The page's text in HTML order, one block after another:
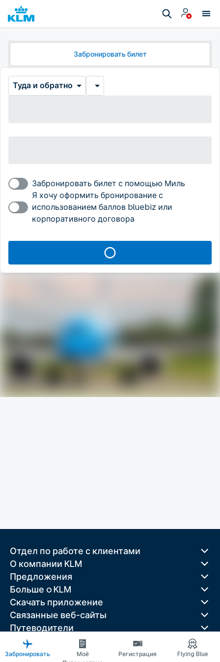
Забронировать билет
Туда и обратно
Забронировать билет с помощью Миль
Я хочу оформить бронирование с
использованием баллов bluebiz или
корпоративного договора
Отдел по работе с клиентами
О компании KLM
Предложения
Больше o KLM
Скачать приложение
Связанные веб-сайты
Путеводители
Лучшие направления
Популярные страны
Забронировать
Моё
Регистрация Flying Blue